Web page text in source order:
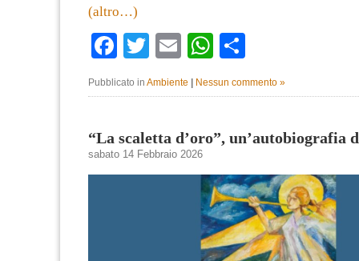
(altro…)
Facebook
TwitterEmailWhatsApp
Pubblicato in Ambiente Nessun commento »
“La scaletta d’oro”, un’autobiografia
sabato 14 Febbraio 2026